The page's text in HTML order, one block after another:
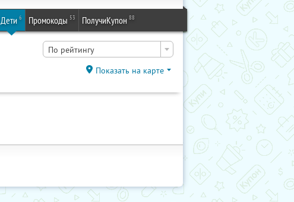
Дети 6 Промокоды 53 ПолучиКупон 88
По рейтингу
Показать на карте